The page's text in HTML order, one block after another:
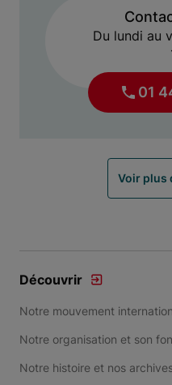
Du lundi au
01
Voir plus
Découvrir
Notre mouvement
Notre organisation et son
Notre histoire et nos